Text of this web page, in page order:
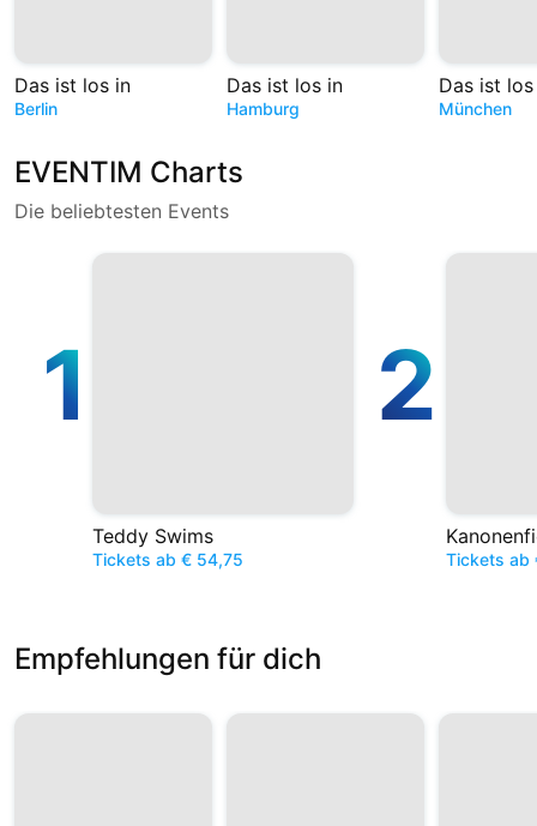
Das ist los in
Berlin
Das ist los in
Hamburg
Das ist
München
EVENTIM Charts
Die beliebtesten Events
1
Teddy Swims
Tickets ab € 54,75
2
Tickets ab
Empfehlungen für dich